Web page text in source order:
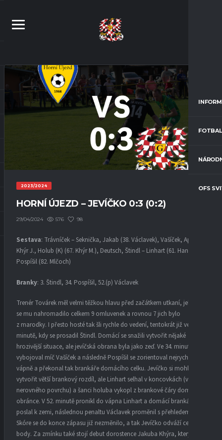
OFS
2023/2024
HORNÍ ÚJEZD – JEVÍČKO 0:3 (0:2)
29/04/2024 576 98
Sestava: Trávníček – Seknička, Jakab (38. Václavek), Vašíček, Appel –
Khýr J., Holub (K) (67. Khýr M.), Deutsch, Štindl – Linhart (61. Hanák),
Pospíšil (82. Mlčoch)
Branky: 3. Štindl, 34. Pospíšil, 52.(p) Václavek
Trenér Továrek měl velmi těžkou hlavu před začátkem utkaní, jelikož
se mu nahromadilo celkem 9 omluvenek a rovnou 7 jich bylo
z marodky. I přesto hosté tak šli rychle do vedení, tentokrát již ve 3.
minutě, kdy se prosadil Štindl. Domácí se snažili vytvořit nějaké
hrozivější situace, ale jevíčská obrana byla jako zeď. Ve 34. minutě
vybojoval míč Vašíček a následně Pospíšil se zorientoval nejrychleji ve
vápně a překonal tak brankáře domácího celku. Jevíčko si mohlo
vytvořit větší brankový rozdíl, ale Linhart selhal v koncovkách (vinou
nerovného povrchu) a šanci holuba vykopl z brankové čáry domácí
obránce. V 52. minutě pronikl do vápna Linhart a domácí brankář jej
poslal k zemi, následnou penaltu Václavek proměnil s přehledem.
Skóre se do konce zápasu již nezměnilo, a tak Jevíčko odváží cenné 3
body. Za zmínku také stojí debut dorostence Jakuba Khýra, který